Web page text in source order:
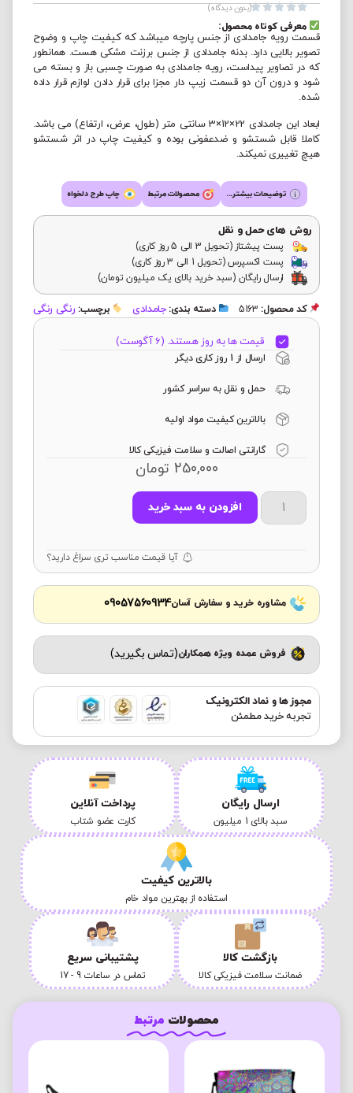




(بدون دیدگاه)
معرفی کوتاه محصول:
قسمت رویه جامدادی از جنس پارچه میباشد که کیفیت چاپ و وضوح
تصویر بالایی دارد. بدنه جامدادی از جنس برزنت مشکی هست. همانطور
که در تصاویر پیداست، رویه جامدادی به صورت چسبی باز و بسته می
شود و درون آن دو قسمت زیپ دار مجزا برای قرار دادن لوازم قرار داده
شده.
ابعاد این جامدادی 22×12×3 سانتی متر (طول، عرض، ارتفاع) می باشد.
کاملا قابل شستشو و ضدعفونی بوده و کیفیت چاپ در اثر شستشو
هیچ تغییری نمیکند.
توضیحات بیشتر... محصولات مرتبط چاپ طرح دلخواه
روش های حمل و نقل
پست پیشتاز (تحویل 3 الی 5 روز کاری)
پست اکسپرس (تحویل 1 الی 3 روز کاری)
ارسال رایگان (سبد خرید بالای یک میلیون تومان)
کد محصول: 5163 دسته بندی: جامدادی برچسب: رنگی رنگی
قیمت ها به روز هستند. (6 آگوست)
ارسال از 1 روز کاری دیگر
حمل و نقل به سراسر کشور
بالاترین کیفیت مواد اولیه
گارانتی اصالت و سلامت فیزیکی کالا
250,000 تومان
افزودن به سبد خرید
آیا قیمت مناسب تری سراغ دارید؟
مشاوره خرید و سفارش آسان09057560934
فروش عمده ویژه همکاران(تماس بگیرید)
مجوز ها و نماد الکترونیک
تجربه خرید مطمئن
ارسال رایگان
سبد بالای 1 میلیون
پرداخت آنلاین
کارت عضو شتاب
بالاترین کیفیت
استفاده از بهترین مواد خام
بازگشت کالا
ضمانت سلامت فیزیکی کالا
پشتیبانی سریع
تماس در ساعات 9 - 17
محصولات مرتبط